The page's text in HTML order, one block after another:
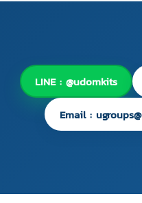
LINE : @udomkits
Email :